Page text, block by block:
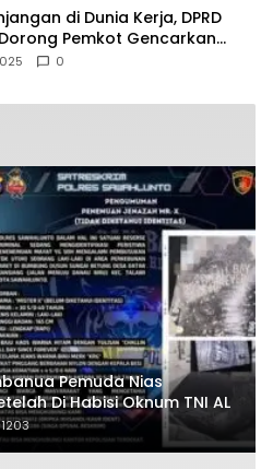
di Dunia Kerja, DPRD
Pemkot Gencarkan
Perempuan
0
Pemuda Nias
Di Habisi Oknum TNI AL
1203